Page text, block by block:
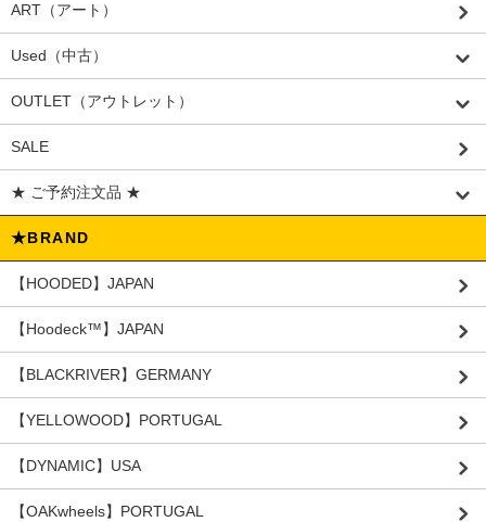
ART（アート）
Used（中古）
OUTLET（アウトレット）
SALE
★ ご予約注文品 ★
★BRAND
【HOODED】JAPAN
【Hoodeck™️】JAPAN
【BLACKRIVER】GERMANY
【YELLOWOOD】PORTUGAL
【DYNAMIC】USA
【OAKwheels】PORTUGAL